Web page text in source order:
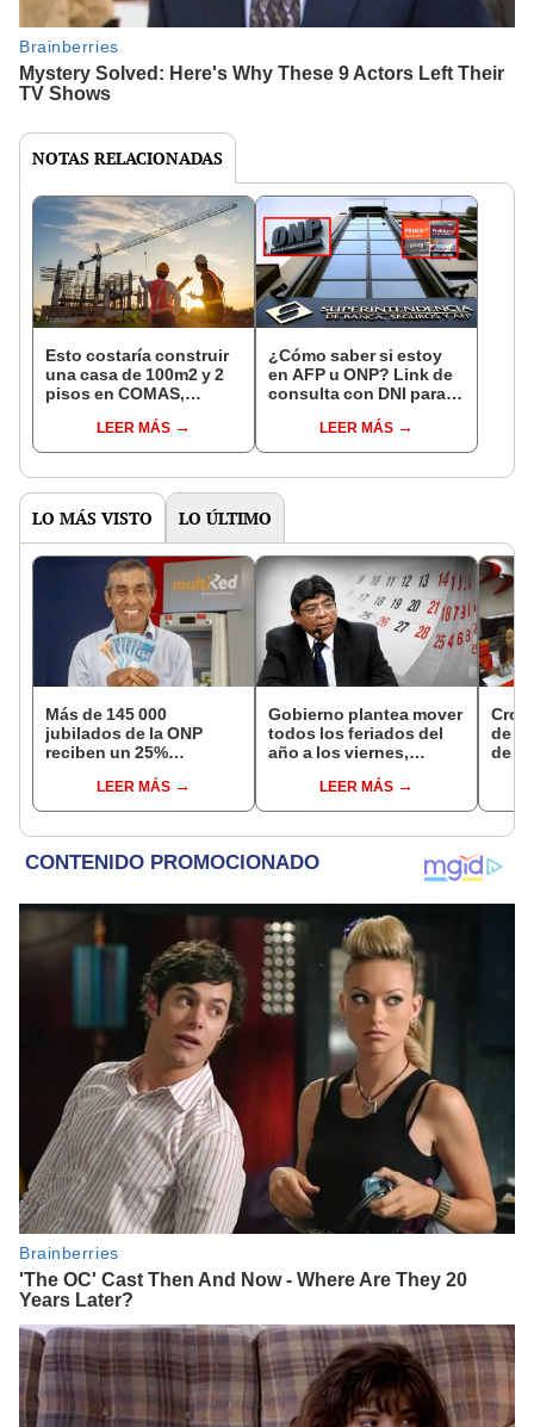
NOTAS RELACIONADAS
Esto costaría construir
una casa de 100m2 y 2
pisos en COMAS,
distritos de LIMA
NORTE
LEER MÁS
¿Cómo saber si estoy
en AFP u ONP? Link de
consulta con DNI para
pensiones estás
LEER MÁS
LO MÁS VISTO LO ÚLTIMO
Más de 145 000
jubilados de la ONP
reciben un 25%
en agostoLEER MÁS
Gobierno plantea mover
todos los feriados del
año a los viernes,
Navidad y Año Nuevo
LEER MÁS
de
de